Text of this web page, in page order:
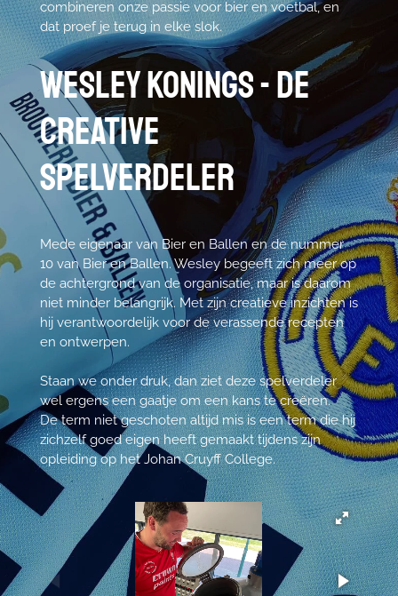
combineren onze passie voor bier en voetbal, en
dat proef je terug in elke slok.
Wesley Konings - De
creative
spelverdeler
Mede eigenaar van Bier en Ballen en de nummer
10 van Bier en Ballen. Wesley begeeft zich meer op
de achtergrond van de organisatie, maar is daarom
niet minder belangrijk. Met zijn creatieve inzichten is
hij verantwoordelijk voor de verassende recepten
en ontwerpen.
Staan we onder druk, dan ziet deze spelverdeler
wel ergens een gaatje om een kans te creëren.
De term niet geschoten altijd mis is een term die hij
zichzelf goed eigen heeft gemaakt tijdens zijn
opleiding op het Johan Cruyff College.